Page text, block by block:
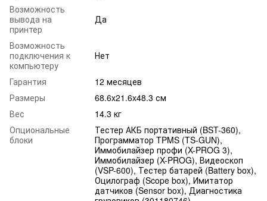
Возможность
вывода на
принтер
Да
Возможность
подключения к
компьютеру
Нет
Гарантия
12 месяцев
Размеры
68.6x21.6x48.3 см
Вес
14.3 кг
Опциональные
блоки
Тестер АКБ портативный (BST-360),
Программатор TPMS (TS-GUN),
Иммобилайзер профи (X-PROG 3),
Иммобилайзер (X-PROG), Видеоскоп
(VSP-600), Тестер батарей (Battery box),
Оцилограф (Scope box), Имитатор
датчиков (Sensor box), Диагностика